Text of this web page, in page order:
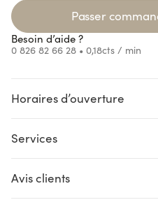
Passer
Besoin d’aide ?
0 826 82 66 28 • 0,18cts / min
Horaires d’ouverture
Services
LIVRAISON
Avis clients